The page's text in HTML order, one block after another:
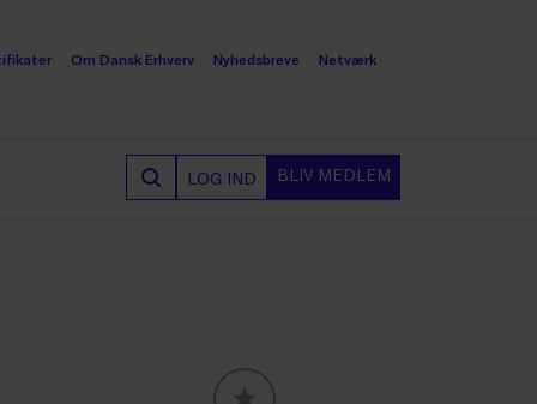
Om Dansk Erhverv Nyhedsbreve Netværk
LOG IND BLIV MEDLEM